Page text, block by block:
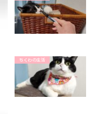
ちくわの生活